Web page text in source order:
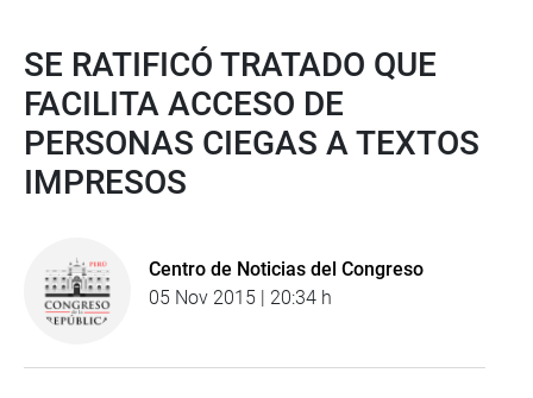
SE RATIFICÓ TRATADO QUE
FACILITA ACCESO DE
PERSONAS CIEGAS A TEXTOS
IMPRESOS
Centro de Noticias del Congreso
05 Nov 2015 | 20:34 h